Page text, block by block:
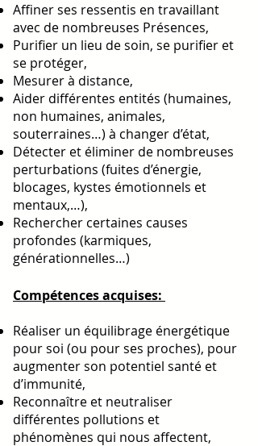
Affiner ses ressentis en travaillant
avec de nombreuses Présences,
Purifier un lieu de soin, se purifier et
se protéger,
Mesurer à distance,
Aider différentes entités (humaines,
non humaines, animales,
souterraines…) à changer d’état,
Détecter et éliminer de nombreuses
perturbations (fuites d’énergie,
blocages, kystes émotionnels et
mentaux,…),
Rechercher certaines causes
profondes (karmiques,
générationnelles…)
Compétences acquises:
Réaliser un équilibrage énergétique
pour soi (ou pour ses proches), pour
augmenter son potentiel santé et
d’immunité,
Reconnaître et neutraliser
différentes pollutions et
phénomènes qui nous affectent,